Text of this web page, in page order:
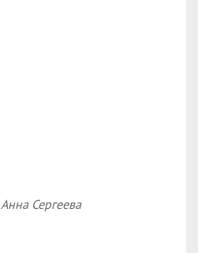
Анна Сергеева